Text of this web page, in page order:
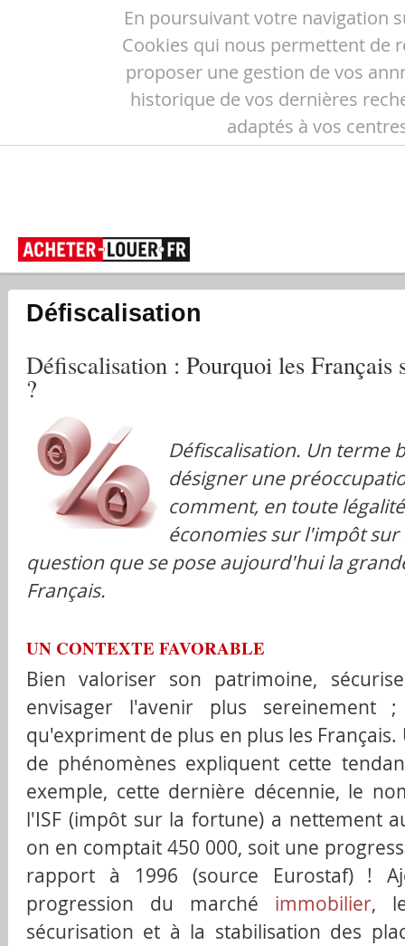
En poursuivant votre navigation
Cookies qui nous permettent de
proposer une gestion de vos
historique de vos dernières
adaptés à vos
Défiscalisation
Défiscalisation : Pourquoi les Français
?
Défiscalisation. Un terme
désigner une
comment, en toute
économies sur l'impôt sur
question que se pose aujourd'hui la
Français.
UN CONTEXTE FAVORABLE
Bien valoriser son patrimoine,
envisager l'avenir plus sereinement
qu'expriment de plus en plus les
de phénomènes expliquent cette
exemple, cette dernière décennie, le
l'ISF (impôt sur la fortune) a nettement
on en comptait 450 000, soit une
rapport à 1996 (source Eurostaf) !
progression du marché immobilier,
sécurisation et à la stabilisation des